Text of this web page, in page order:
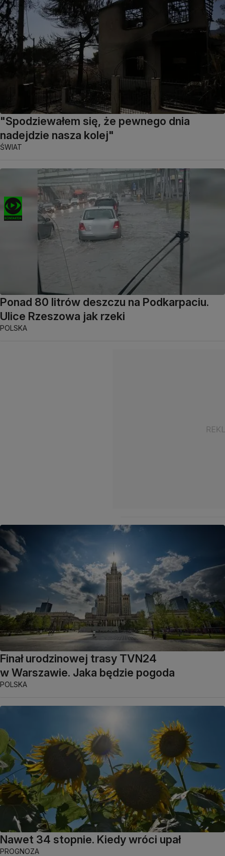
"Spodziewałem się, że pewnego dnia
nadejdzie nasza kolej"
ŚWIAT
Ponad 80 litrów deszczu na Podkarpaciu.
Ulice Rzeszowa jak rzeki
POLSKA
Finał urodzinowej trasy TVN24
w Warszawie. Jaka będzie pogoda
POLSKA
Nawet 34 stopnie. Kiedy wróci upał
PROGNOZA